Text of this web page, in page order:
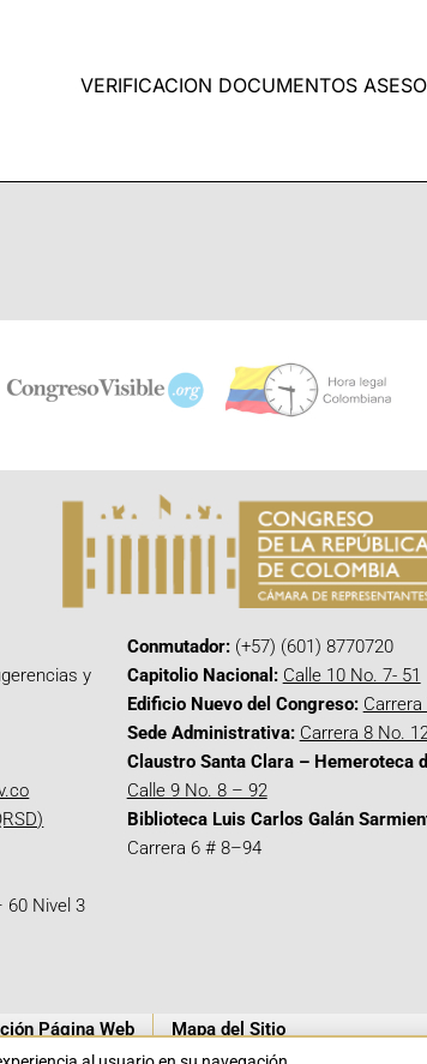
y
60 Nivel 3
Conmutador:(+57) (601) 8770720
Capitolio Nacional: Calle 10 No. 7- 51
Edificio Nuevo del Congreso:
Sede Administrativa: Carrera 8 No.
Claustro Santa Clara – Hemeroteca
Calle 9 No. 8 – 92
Biblioteca Luis Carlos Galán
Carrera 6 # 8–94
Página Web Mapa del Sitio